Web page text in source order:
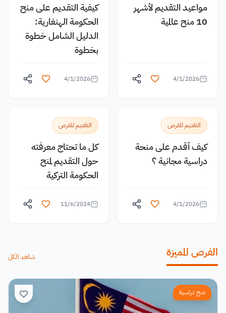
مواعيد التقديم لأشهر
10 منح عالمية
4/1/2026
كيفية التقديم على منح
الحكومة الهنغارية:
الدليل الشامل خطوة
بخطوة
4/1/2026
التقديم للفرص
كيف أقدم على منحة
دراسية مجانية ؟
4/1/2026
التقديم للفرص
كل ما تحتاج معرفته
حول التقديم لمنح
الحكومة التركية
11/6/2024
الفرص المميزة شاهد الكل
منح دراسية